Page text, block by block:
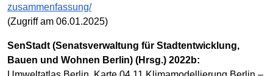
zusammenfassung/
(Zugriff am 06.01.2025)
SenStadt (Senatsverwaltung für Stadtentwicklung,
Bauen und Wohnen Berlin) (Hrsg.) 2022b: